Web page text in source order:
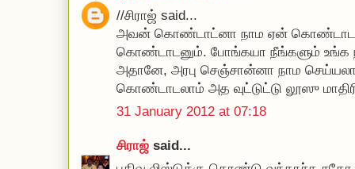
//சிராஜ் said...
அவன் கொண்டாட்னா நாம ஏன்
கொண்டாடனும். போங்கயா நீங்களும் உங்க
அதானே, அரபு செஞ்சான்னா நாம
கொண்டாடலாம் அத வுட்டுட்டு லூஸு
31 January 2012 at 07:18
சிராஜ் said...